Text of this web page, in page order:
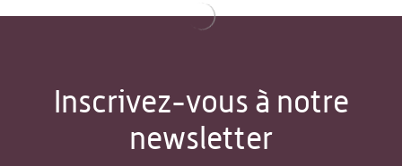
Inscrivez-vous à notre
newsletter